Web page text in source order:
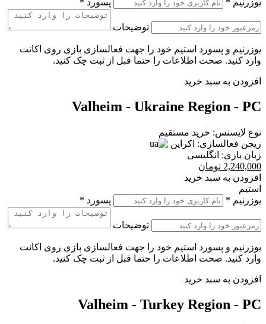
توضیحات
یوزرنیم و پسورد استیم خود را جهت فعالسازی بازی روی اکانت
وارد کنید. صحت اطلاعات را حتما قبل از ثبت چک کنید.
افزودن به سبد خرید
Valheim - Ukraine Region - PC
نوع لایسنس: خرید مستقیم
ریجن فعالسازی: اکراین
زبان بازی: انگلیسی
2,240,000 تومان
افزودن به سبد خرید
استیم
یوزرنیم * پسورد *
توضیحات
یوزرنیم و پسورد استیم خود را جهت فعالسازی بازی روی اکانت
وارد کنید. صحت اطلاعات را حتما قبل از ثبت چک کنید.
افزودن به سبد خرید
Valheim - Turkey Region - PC